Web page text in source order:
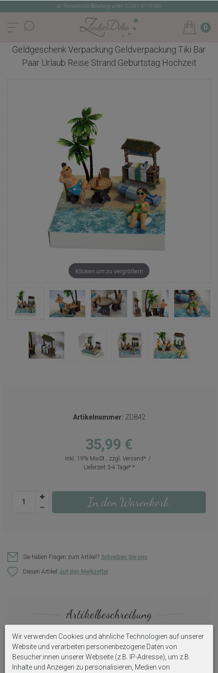
Persönliche Beratung unter: 02261-8175180
0
Geldgeschenk Verpackung Geldverpackung Tiki Bar
Paar Urlaub Reise Strand Geburtstag Hochzeit
Klicken um zu vergrößern
Artikelnummer: ZD842
35,99 €
inkl. 19% MwSt., zzgl. Versand
Lieferzeit 3-4 Tage*
In den Warenkorb
Sie haben Fragen zum Artikel? Schreiben Sie uns
Diesen Artikel
Artikelbeschreibung
Lustiges Geldgeschenk Verpackung für einen
Strandurlaub.
Einen langweiligen Umschlag mit ein paar
Geldscheinen zu verschenken, ist nicht besonders
Wir verwenden Cookies und ähnliche Technologien auf unserer
Website und verarbeiten personenbezogene Daten von
Besucher:innen unserer Webseite (z.B. IP-Adresse), um z.B.
Inhalte und Anzeigen zu personalisieren, Medien von